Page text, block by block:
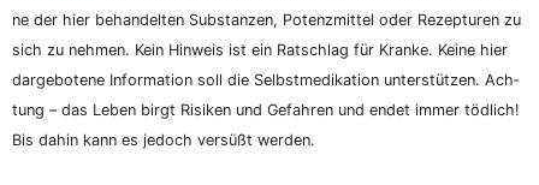
ne der hier behan­del­ten Sub­stan­zen, Potenz­mit­tel oder Rezep­tu­ren zu
sich zu neh­men. Kein Hin­weis ist ein Rat­schlag für Kran­ke. Kei­ne hier
dar­ge­bo­te­ne Infor­ma­ti­on soll die Selbst­me­di­ka­ti­on unter­stüt­zen. Ach­
tung – das Leben birgt Risi­ken und Gefah­ren und endet immer töd­lich!
Bis dahin kann es jedoch ver­süßt werden.